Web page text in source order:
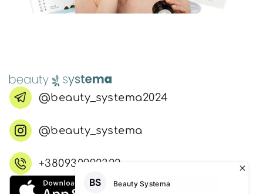
@beauty_systema2024
@beauty_systema
+380930992322